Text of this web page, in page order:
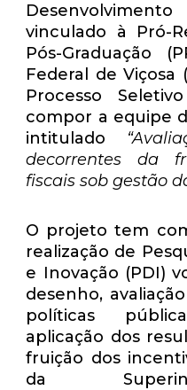
Desenvolvimento
vinculado à Pró-
Pós-Graduação
Federal de Viçosa
Processo
compor a equipe
intitulado
decorrentes da
fiscais sob gestão
O projeto tem
realização de
e Inovação (PDI)
desenho,
políticas
aplicação dos
fruição dos
da